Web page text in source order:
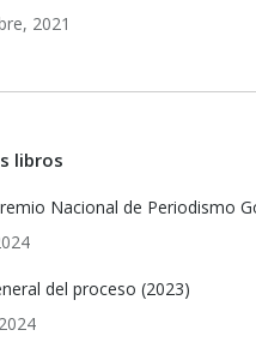
2021
libros
Nacional de Periodismo
del proceso (2023)